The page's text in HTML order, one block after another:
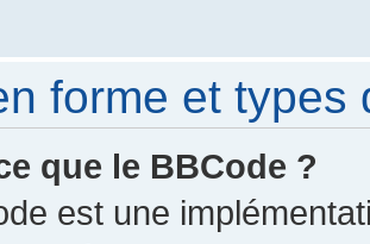
forme et types
que le BBCode ?
est une